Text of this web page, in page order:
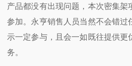
产品都没有出现问题，本次密集架
参加。永亨销售人员当然不会错过
示一定参与，且会一如既往提供更
务。